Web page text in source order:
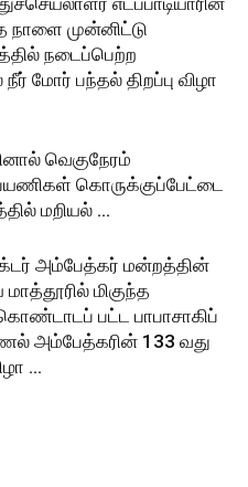
நாளை முன்னிட்டு
நடைப்பெற்ற
மோர் பந்தல் திறப்பு விழா
வெகுநேரம்
கொருக்குப்பேட்டை
மறியல் …
அம்பேத்கர் மன்றத்தின்
மாத்தூரில் மிகுந்த
கொண்டாடப் பட்ட பாபாசாகிப்
அம்பேத்கரின் 133 வது
…